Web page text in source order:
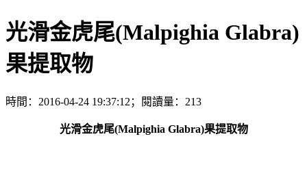
光滑金虎尾(Malpighia Glabra)
果提取物
時間：2016-04-24 19:37:12；閱讀量：213
光滑金虎尾(Malpighia Glabra)果提取物